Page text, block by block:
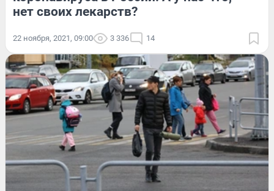
нет своих лекарств?
22 ноября, 2021, 09:00 3 336 14